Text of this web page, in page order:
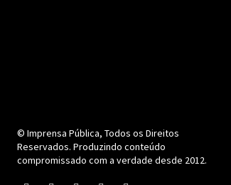
© Imprensa Pública, Todos os Direitos
Reservados. Produzindo conteúdo
compromissado com a verdade desde 2012.